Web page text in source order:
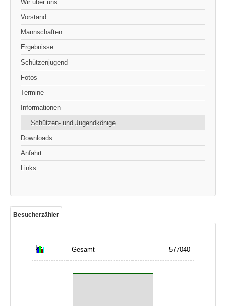
Wir über uns
Vorstand
Mannschaften
Ergebnisse
Schützenjugend
Fotos
Termine
Informationen
Schützen- und Jugendkönige
Downloads
Anfahrt
Links
Besucherzähler
Gesamt 577040